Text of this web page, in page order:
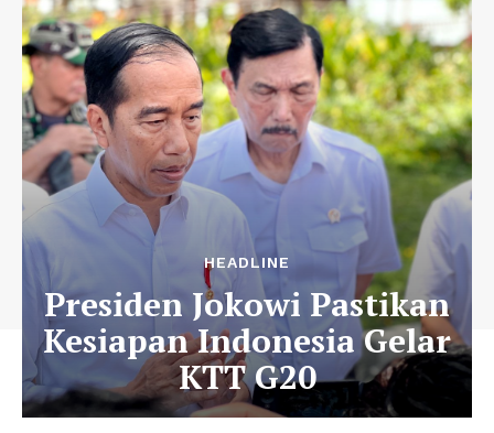
HEADLINE
Presiden Jokowi Pastikan
Kesiapan Indonesia Gelar
KTT G20